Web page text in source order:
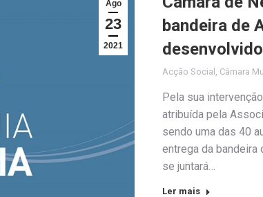
Ago
23
2021
bandeira de
Acção Social , Câmara
Pela sua
atribuída pela
sendo uma das 40
entrega da
se juntará…
Ler mais